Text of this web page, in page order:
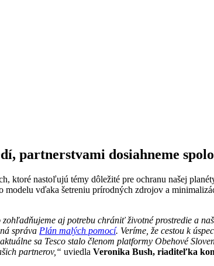
partnerstvami dosiahneme
ktoré nastoľujú témy dôležité pre ochranu našej
vďaka šetreniu prírodných zdrojov a
aj potrebu chrániť životné prostredie a
správa Plán malých pomocí. Veríme, že cestou k
sa Tesco stalo členom platformy Obehové
partnerov,“ uviedla Veronika Bush, riaditeľka